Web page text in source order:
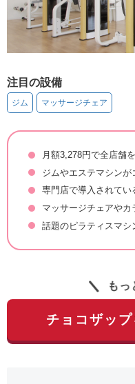
注目の設備
ジム マッサージチェア
月額3,278円で全店舗
ジムやエステマシンが
専門店で導入されてい
マッサージチェアやカ
話題のピラティスマシ
もっ
チョコザッ